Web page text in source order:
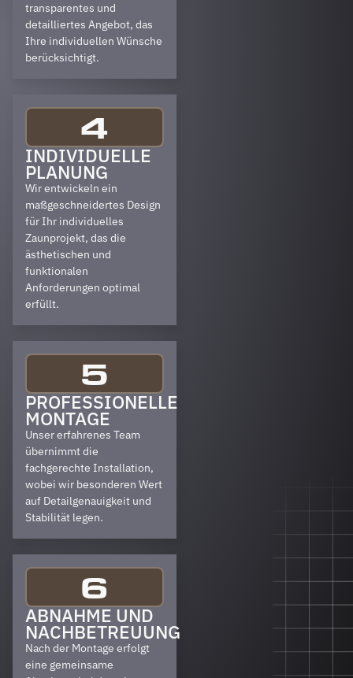
transparentes und
detailliertes Angebot, das
Ihre individuellen Wünsche
berücksichtigt.
4
INDIVIDUELLE
PLANUNG
Wir entwickeln ein
maßgeschneidertes Design
für Ihr individuelles
Zaunprojekt, das die
ästhetischen und
funktionalen
Anforderungen optimal
erfüllt.
5
PROFESSIONELLE
MONTAGE
Unser erfahrenes Team
übernimmt die
fachgerechte Installation,
wobei wir besonderen Wert
auf Detailgenauigkeit und
Stabilität legen.
6
ABNAHME UND
NACHBETREUUNG
Nach der Montage erfolgt
eine gemeinsame